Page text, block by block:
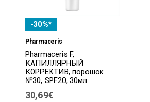
-30%*
Pharmaceris
Pharmaceris F,
КАПИЛЛЯРНЫЙ
КОРРЕКТИВ, порошок
№30, SPF20, 30мл.
30,69€